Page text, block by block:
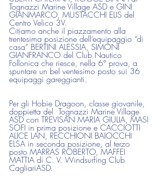
Tognazzi Marine Village ASD e GINI
GIANMARCO, MUSTACCHI ELIS del
Centro Velico 3V.
Citiamo anche il piazzamento alla
trentesima posizione dell’equipaggio “di
casa” BERTINI ALESSIA, SIMONI
GIANFRANCO del Club Nautico
Follonica che riesce, nella 6° prova, a
spuntare un bel ventesimo posto sui 36
equipaggi gareggianti.
Per gli Hobie Dragoon, classe giovanile,
doppietta del  Tognazzi Marine Village
ASD con TREVISAN MARIA GIULIA, MASI
SOFI in prima posizione e CACCIOTTI
ALICE LAN, RECCHIONI BAIOCCHI
ELSA in seconda posizione, al terzo
posto MARRAS ROBERTO, MAFFEI
MATTIA di C. V. Windsurfing Club
CagliariASD.